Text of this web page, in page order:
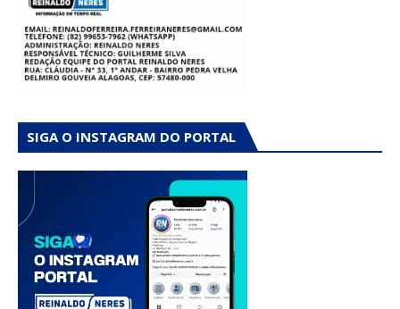
SIGA O INSTAGRAM DO PORTAL